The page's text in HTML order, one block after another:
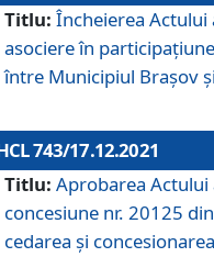
Titlu: Încheierea Actului
asociere în
între Municipiul Brașov
743/17.12.2021
Titlu: Aprobarea
concesiune nr. 20125
cedarea și